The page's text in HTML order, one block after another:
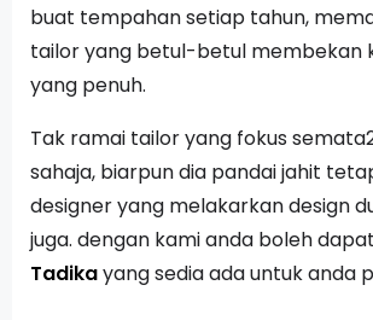
buat tempahan setiap tahun,
tailor yang betul-betul membekan
yang penuh.
Tak ramai tailor yang fokus
sahaja, biarpun dia pandai jahit
designer yang melakarkan design
juga. dengan kami anda boleh
Tadikayang sedia ada untuk anda